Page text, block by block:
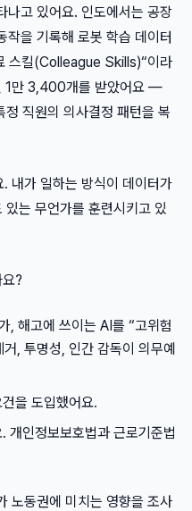
나고 있어요. 인도에서는 공장
작을 기록해 로봇 학습 데이터
스킬(Colleague Skills)“이라
1만 3,400개를 받았어요 —
직원의 의사결정 패턴을 복
내가 일하는 방식이 데이터가
는 무언가를 훈련시키고 있
?
해고에 쓰이는 AI를 “고위험
, 투명성, 인간 감독이 의무예
을 도입했어요.
개인정보보호법과 근로기준법
노동권에 미치는 영향을 조사